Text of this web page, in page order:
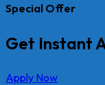
Special Offer
Get Instant
Apply Now